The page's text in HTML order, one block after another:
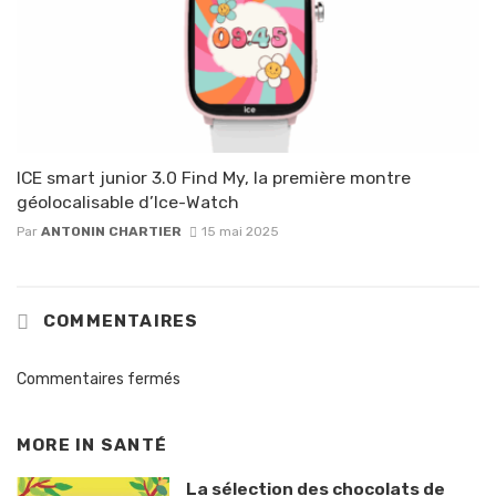
ICE smart junior 3.0 Find My, la première montre
géolocalisable d’Ice-Watch
Par ANTONIN CHARTIER 15 mai 2025
COMMENTAIRES
Commentaires fermés
MORE IN SANTÉ
La sélection des chocolats de